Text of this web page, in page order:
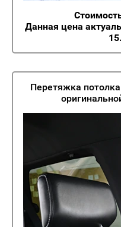
Данная цена
Перетяжка